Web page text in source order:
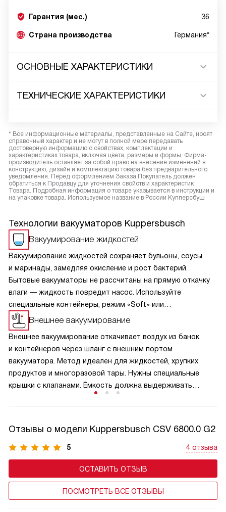
Гарантия (мес.) 36
Страна производства Германия*
ОСНОВНЫЕ ХАРАКТЕРИСТИКИ
ТЕХНИЧЕСКИЕ ХАРАКТЕРИСТИКИ
* Все информационные материалы, представленные на Сайте, носят
справочный характер и не могут в полной мере передавать
достоверную информацию о свойствах, комплектации и
характеристиках товара, включая цвета, размеры и формы. Фирма-
производитель оставляет за собой право на внесение изменений в
конструкцию, дизайн и комплектацию товара без предварительного
уведомления. Перед оформлением Заказа Покупатель должен
обратиться к Продавцу для уточнения свойств и характеристик
Товара. Подробная информация о товаре указывается в инструкции и
на упаковке товара. Используемое название в России Купперсбуш
Технологии вакууматоров Kuppersbusch
Вакуумирование жидкостей
Вакуумирование жидкостей сохраняет бульоны, соусы
и маринады, замедляя окисление и рост бактерий.
Бытовые вакууматоры не рассчитаны на прямую откачку
влаги — жидкость повредит насос. Используйте
специальные контейнеры, режим «Soft» или
предварительно заморозьте продукт. Герметичная
упаковка экономит место, предотвращает промерзание
и идеально подходит для приготовления по технологии
су-вид. Строго соблюдайте инструкцию, чтобы техника
служила годами. Это надёжный метод заготовки для
кухни.
Внешнее вакуумирование
Внешнее вакуумирование откачивает воздух из банок
и контейнеров через шланг с внешним портом
вакууматора. Метод идеален для жидкостей, хрупких
продуктов и многоразовой тары. Нужны специальные
крышки с клапанами. Ёмкость должна выдерживать
продуктов и су-вид. Всегда проверяйте герметичность
крышек и следуйте инструкции, чтобы техника служила
долго.
Отзывы о модели Kuppersbusch CSV 6800.0 G2
5 4 отзыва
ОСТАВИТЬ ОТЗЫВ
ПОСМОТРЕТЬ ВСЕ ОТЗЫВЫ